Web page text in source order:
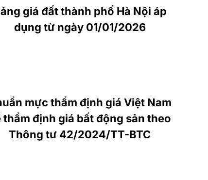
giá đất thành phố Hà Nội áp
dụng từ ngày 01/01/2026
mực thẩm định giá Việt Nam
thẩm định giá bất động sản theo
Thông tư 42/2024/TT-BTC